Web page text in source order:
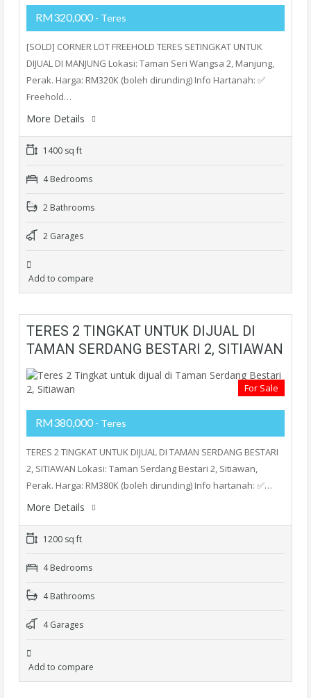
RM320,000 - Teres
[SOLD] CORNER LOT FREEHOLD TERES SETINGKAT UNTUK
DIJUAL DI MANJUNG Lokasi: Taman Seri Wangsa 2, Manjung,
Perak. Harga: RM320K (boleh dirunding) Info Hartanah: ✅
Freehold…
More Details
1400 sq ft
4 Bedrooms
2 Bathrooms
2 Garages
Add to compare
TERES 2 TINGKAT UNTUK DIJUAL DI
TAMAN SERDANG BESTARI 2, SITIAWAN
For Sale
RM380,000 - Teres
TERES 2 TINGKAT UNTUK DIJUAL DI TAMAN SERDANG BESTARI
2, SITIAWAN Lokasi: Taman Serdang Bestari 2, Sitiawan,
Perak. Harga: RM380K (boleh dirunding) Info hartanah: ✅…
More Details
1200 sq ft
4 Bedrooms
4 Bathrooms
4 Garages
Add to compare